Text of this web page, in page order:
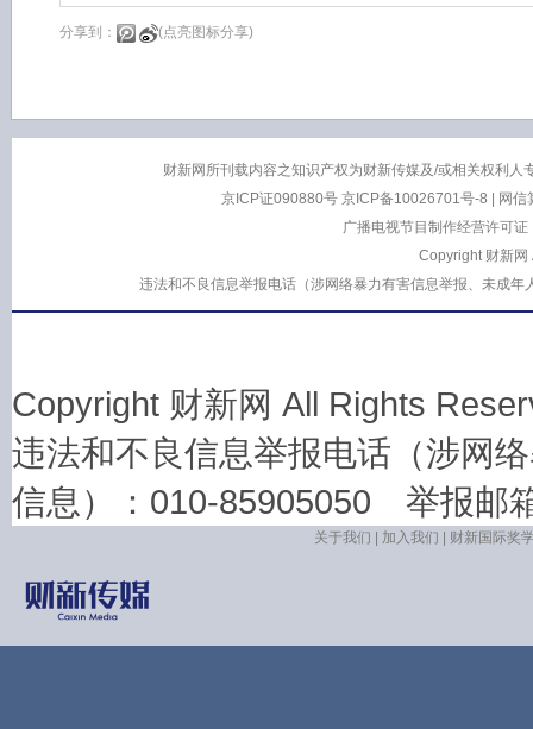
分享到： (点亮图标分享)
财新网所刊载内容之知识产权为财新传媒及/或相关权利
京ICP证090880号 京ICP备10026701号-8
网
广播电视节目制作经营许可
Copyright 财新
违法和不良信息举报电话（涉网络暴力有害信息举报、未成
Copyright 财新网 All Rights
违法和不良信息举报电话（涉网
信息）：010-85905050 举报邮
关于我们 加入我们 财新国际奖